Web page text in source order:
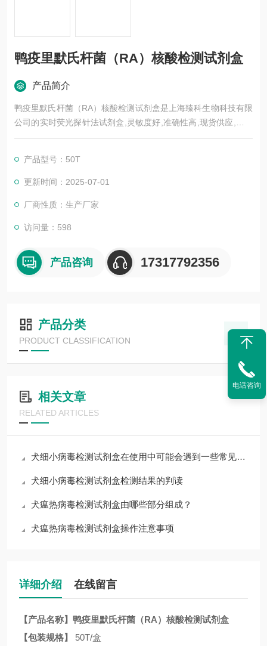
鸭疫里默氏杆菌（RA）核酸检测试剂盒
产品简介
鸭疫里默氏杆菌（RA）核酸检测试剂盒是上海臻科生物科技有限
公司的实时荧光探针法试剂盒,灵敏度好,准确性高,现货供应,欢迎
广大新老客户前来选购。
产品型号：50T
更新时间：2025-07-01
厂商性质：生产厂家
访问量：598
产品咨询 17317792356
产品分类
PRODUCT CLASSIFICATION
相关文章
RELATED ARTICLES
犬细小病毒检测试剂盒在使用中可能会遇到一些常见问题
犬细小病毒检测试剂盒检测结果的判读
犬瘟热病毒检测试剂盒由哪些部分组成？
犬瘟热病毒检测试剂盒操作注意事项
详细介绍 在线留言
【产品名称】 鸭疫里默氏杆菌（RA）核酸检测试剂盒
【包装规格】
50T/盒
电话咨询